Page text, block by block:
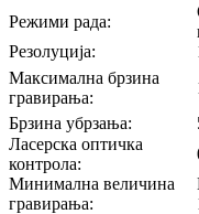
Режими рада:
Резолуција:
Максимална брзина
гравирања:
Брзина убрзања:
Ласерска оптичка
контрола:
Минимална величина
гравирања: